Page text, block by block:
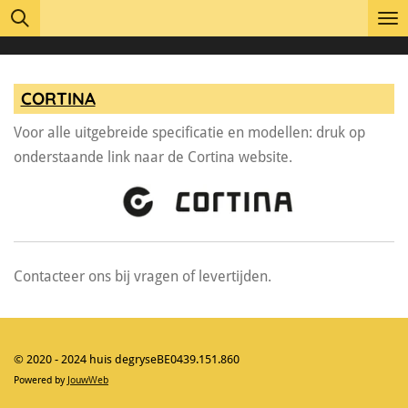
Ga
de
hoofdinhoud
CORTINA
Voor alle uitgebreide specificatie en modellen: druk op
onderstaande link naar de Cortina website.
Contacteer ons bij vragen of levertijden.
© 2020 - 2024 huis degryseBE0439.151.860
Powered by JouwWeb